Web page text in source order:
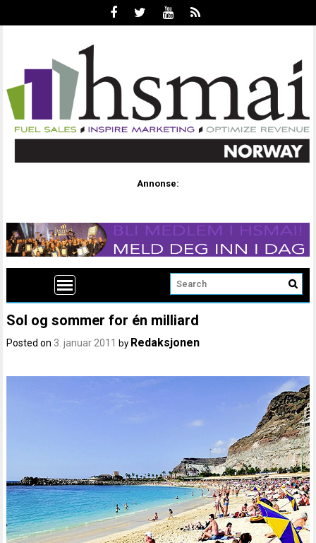
Annonse:
Sol og sommer for én milliard
Posted on 3. januar 2011 by Redaksjonen